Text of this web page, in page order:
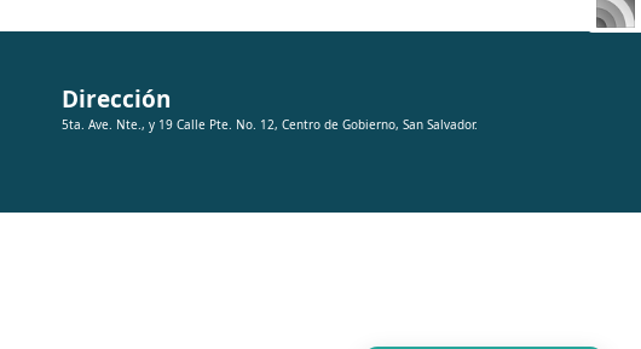
Dirección
5ta. Ave. Nte., y 19 Calle Pte. No. 12, Centro de Gobierno, San Salvador.